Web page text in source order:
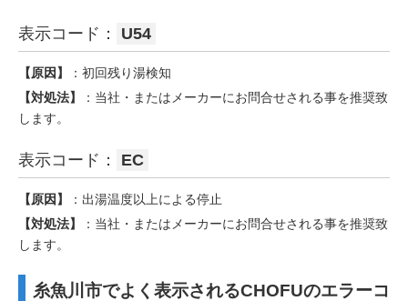
表示コード： U54
【原因】
：初回残り湯検知
【対処法】
：当社・またはメーカーにお問合せされる事を推奨致
します。
表示コード： EC
【原因】
：出湯温度以上による停止
【対処法】
：当社・またはメーカーにお問合せされる事を推奨致
します。
糸魚川市でよく表示されるCHOFUのエラーコ